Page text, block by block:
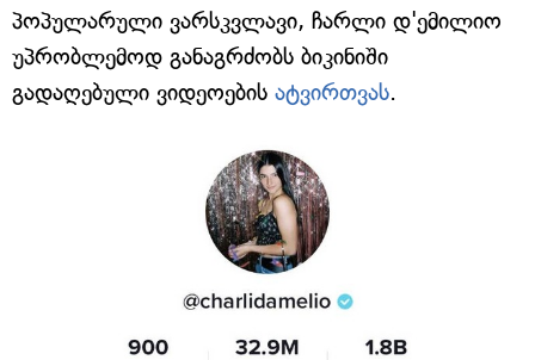
პოპულარული ვარსკვლავი, ჩარლი დ'ემილიო
უპრობლემოდ განაგრძობს ბიკინიში
გადაღებული ვიდეოების ატვირთვას.